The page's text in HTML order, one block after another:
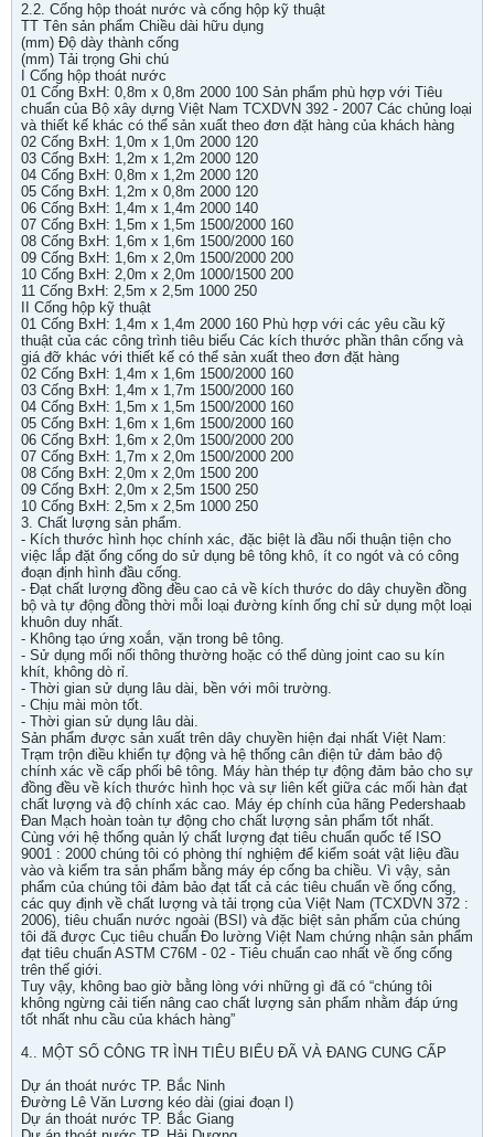
2.2. Cống hộp thoát nước và cống hộp kỹ thuật
TT Tên sản phẩm Chiều dài hữu dụng
(mm) Độ dày thành cống
(mm) Tải trọng Ghi chú
I Cống hộp thoát nước
01 Cống BxH: 0,8m x 0,8m 2000 100 Sản phẩm phù hợp với Tiêu
chuẩn của Bộ xây dựng Việt Nam TCXDVN 392 - 2007 Các chủng loại
và thiết kế khác có thể sản xuất theo đơn đặt hàng của khách hàng
02 Cống BxH: 1,0m x 1,0m 2000 120
03 Cống BxH: 1,2m x 1,2m 2000 120
04 Cống BxH: 0,8m x 1,2m 2000 120
05 Cống BxH: 1,2m x 0,8m 2000 120
06 Cống BxH: 1,4m x 1,4m 2000 140
07 Cống BxH: 1,5m x 1,5m 1500/2000 160
08 Cống BxH: 1,6m x 1,6m 1500/2000 160
09 Cống BxH: 1,6m x 2,0m 1500/2000 200
10 Cống BxH: 2,0m x 2,0m 1000/1500 200
11 Cống BxH: 2,5m x 2,5m 1000 250
II Cống hộp kỹ thuật
01 Cống BxH: 1,4m x 1,4m 2000 160 Phù hợp với các yêu cầu kỹ
thuật của các công trình tiêu biểu Các kích thước phần thân cống và
giá đỡ khác với thiết kế có thể sản xuất theo đơn đặt hàng
02 Cống BxH: 1,4m x 1,6m 1500/2000 160
03 Cống BxH: 1,4m x 1,7m 1500/2000 160
04 Cống BxH: 1,5m x 1,5m 1500/2000 160
05 Cống BxH: 1,6m x 1,6m 1500/2000 160
06 Cống BxH: 1,6m x 2,0m 1500/2000 200
07 Cống BxH: 1,7m x 2,0m 1500/2000 200
08 Cống BxH: 2,0m x 2,0m 1500 200
09 Cống BxH: 2,0m x 2,5m 1500 250
10 Cống BxH: 2,5m x 2,5m 1000 250
3. Chất lượng sản phẩm.
- Kích thước hình học chính xác, đặc biệt là đầu nối thuận tiện cho
việc lắp đặt ống cống do sử dụng bê tông khô, ít co ngót và có công
đoạn định hình đầu cống.
- Đạt chất lượng đồng đều cao cả về kích thước do dây chuyền đồng
bộ và tự động đồng thời mỗi loại đường kính ống chỉ sử dụng một loại
khuôn duy nhất.
- Không tạo ứng xoắn, vặn trong bê tông.
- Sử dụng mối nối thông thường hoặc có thể dùng joint cao su kín
khít, không dò rỉ.
- Thời gian sử dụng lâu dài, bền với môi trường.
- Chịu mài mòn tốt.
- Thời gian sử dụng lâu dài.
Sản phẩm được sản xuất trên dây chuyền hiện đại nhất Việt Nam:
Trạm trộn điều khiển tự động và hệ thống cân điện tử đảm bảo độ
chính xác về cấp phối bê tông. Máy hàn thép tự động đảm bảo cho sự
đồng đều về kích thước hình học và sự liên kết giữa các mối hàn đạt
chất lượng và độ chính xác cao. Máy ép chính của hãng Pedershaab
Đan Mạch hoàn toàn tự động cho chất lượng sản phẩm tốt nhất.
Cùng với hệ thống quản lý chất lượng đạt tiêu chuẩn quốc tế ISO
9001 : 2000 chúng tôi có phòng thí nghiệm để kiểm soát vật liệu đầu
vào và kiểm tra sản phẩm bằng máy ép cống ba chiều. Vì vậy, sản
phẩm của chúng tôi đảm bảo đạt tất cả các tiêu chuẩn về ống cống,
các quy định về chất lượng và tải trọng của Việt Nam (TCXDVN 372 :
2006), tiêu chuẩn nước ngoài (BSI) và đặc biệt sản phẩm của chúng
tôi đã được Cục tiêu chuẩn Đo lường Việt Nam chứng nhận sản phẩm
đạt tiêu chuẩn ASTM C76M - 02 - Tiêu chuẩn cao nhất về ống cống
trên thế giới.
Tuy vậy, không bao giờ bằng lòng với những gì đã có “chúng tôi
không ngừng cải tiến nâng cao chất lượng sản phẩm nhằm đáp ứng
tốt nhất nhu cầu của khách hàng”
4.. MỘT SỐ CÔNG TR ÌNH TIÊU BIỂU ĐÃ VÀ ĐANG CUNG CẤP
Dự án thoát nước TP. Bắc Ninh
Đường Lê Văn Lương kéo dài (giai đoạn I)
Dự án thoát nước TP. Bắc Giang